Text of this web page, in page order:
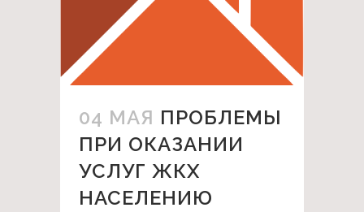
04 МАЯ ПРОБЛЕМЫ
ПРИ ОКАЗАНИИ
УСЛУГ ЖКХ
НАСЕЛЕНИЮ